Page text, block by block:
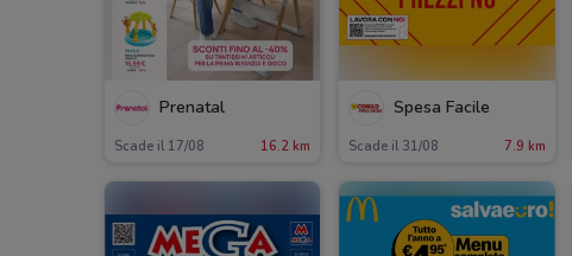
Prenatal
Scade il 17/08 16.2 km
Spesa Facile
Scade il 31/08 7.9 km